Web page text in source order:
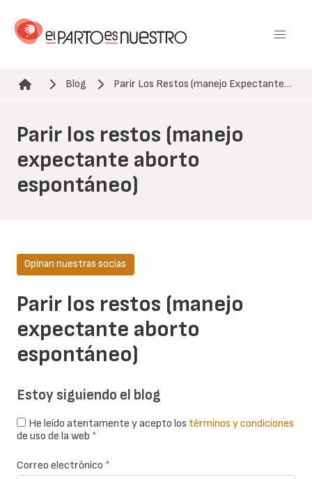
contenido
Ruta de navegación
Blog Parir Los Restos (manejo Expectante…
Parir los restos (manejo
expectante aborto
espontáneo)
Parir los restos (manejo
expectante aborto
espontáneo)
Opinan nuestras socias
Estoy siguiendo el blog
He leído atentamente y acepto los términos y condiciones
de uso de la web *
Correo electrónico *